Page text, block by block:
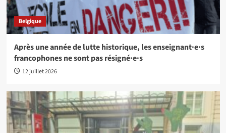
Belgique
Après une année de lutte historique, les enseignant·e·s
francophones ne sont pas résigné·e·s
12 juillet 2026